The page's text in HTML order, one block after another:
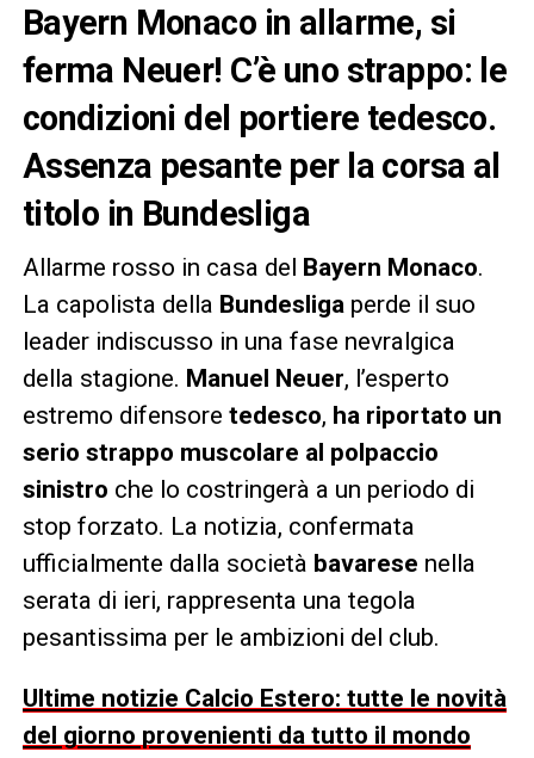
Bayern Monaco in allarme, si
ferma Neuer! C’è uno strappo: le
condizioni del portiere tedesco.
Assenza pesante per la corsa al
titolo in Bundesliga
Allarme rosso in casa del Bayern Monaco.
La capolista della Bundesliga perde il suo
leader indiscusso in una fase nevralgica
della stagione. Manuel Neuer, l’esperto
estremo difensore tedesco, ha riportato un
serio strappo muscolare al polpaccio
sinistro che lo costringerà a un periodo di
stop forzato. La notizia, confermata
ufficialmente dalla società bavarese nella
serata di ieri, rappresenta una tegola
pesantissima per le ambizioni del club.
Ultime notizie Calcio Estero: tutte le novità
del giorno provenienti da tutto il mondo